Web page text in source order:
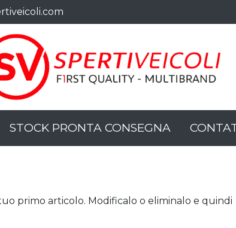
STOCK PRONTA CONSEGNA
primo articolo. Modificalo o eliminalo e quindi